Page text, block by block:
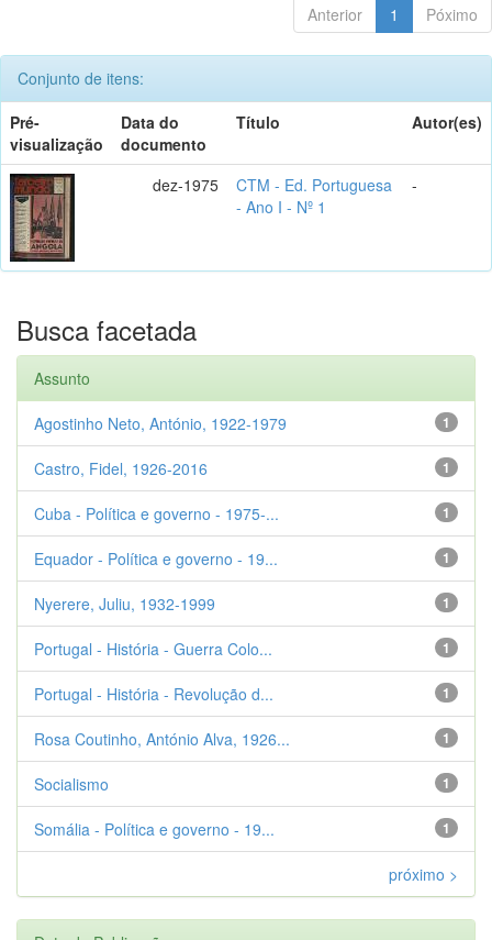
Anterior 1 Póximo
Conjunto de itens:
Pré-
visualização
Data do
documento
Título Autor(es)
dez-1975
CTM - Ed. Portuguesa
- Ano I - Nº 1
-
Busca facetada
Assunto
1
Agostinho Neto, António, 1922-1979
1
Castro, Fidel, 1926-2016
1
Cuba - Política e governo - 1975-...
1
Equador - Política e governo - 19...
1
Nyerere, Juliu, 1932-1999
1
Portugal - História - Guerra Colo...
1
Portugal - História - Revolução d...
1
Rosa Coutinho, António Alva, 1926...
1
Socialismo
1
Somália - Política e governo - 19...
próximo >